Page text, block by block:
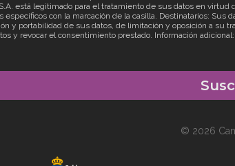
S.A. está legitimado para el tratamiento de sus datos en
específicos con la marcación de la casilla. Destinatarios:
y portabilidad de sus datos, de limitación y oposición a
y revocar el consentimiento prestado. Información
© 2026